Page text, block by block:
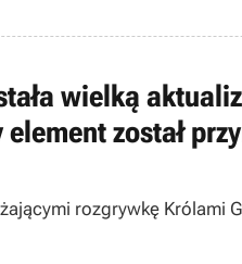
wielką
został
rozgrywkę Królami